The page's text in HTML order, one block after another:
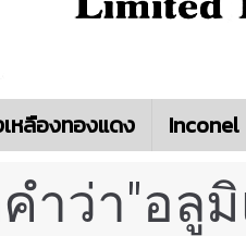
หลืองทองแดง Inconel
ำว่า"อลู